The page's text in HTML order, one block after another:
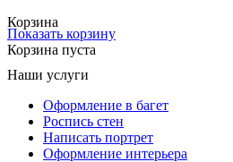
Корзина
Показать корзину
Корзина пуста
Наши услуги
Оформление в багет
Роспись стен
Написать портрет
Оформление интерьера